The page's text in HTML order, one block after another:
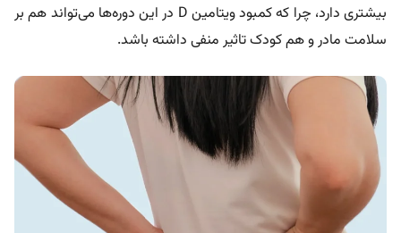
بیشتری دارد، چرا که کمبود ویتامین D در این دوره‌ها می‌تواند هم بر
سلامت مادر و هم کودک تاثیر منفی داشته باشد.